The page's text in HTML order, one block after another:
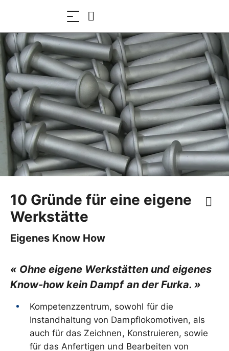
10 Gründe für eine eigene
Werkstätte
Eigenes Know How
« Ohne eigene Werkstätten und eigenes
Know-how kein Dampf an der Furka. »
Kompetenzzentrum, sowohl für die
Instandhaltung von Dampflokomotiven, als
auch für das Zeichnen, Konstruieren, sowie
für das Anfertigen und Bearbeiten von